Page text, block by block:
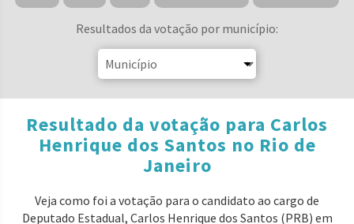
Resultados da votação por município:
Resultado da votação para Carlos
Henrique dos Santos no Rio de
Janeiro
Veja como foi a votação para o candidato ao cargo de
Deputado Estadual, Carlos Henrique dos Santos (PRB) em